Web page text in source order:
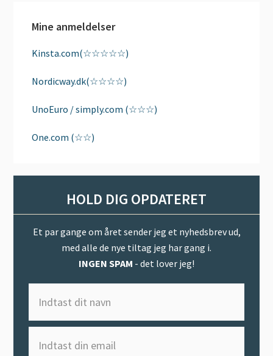
Mine anmeldelser
Kinsta.com(☆☆☆☆☆)
Nordicway.dk(☆☆☆☆)
UnoEuro / simply.com (☆☆☆)
One.com (☆☆)
HOLD DIG OPDATERET
Et par gange om året sender jeg et nyhedsbrev ud,
med alle de nye tiltag jeg har gang i.
INGEN SPAM - det lover jeg!